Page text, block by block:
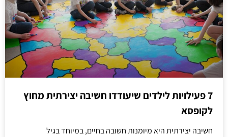
7 פעילויות לילדים שיעודדו חשיבה יצירתית מחוץ
לקופסא
חשיבה יצירתית היא מיומנות חשובה בחיים, במיוחד בגיל